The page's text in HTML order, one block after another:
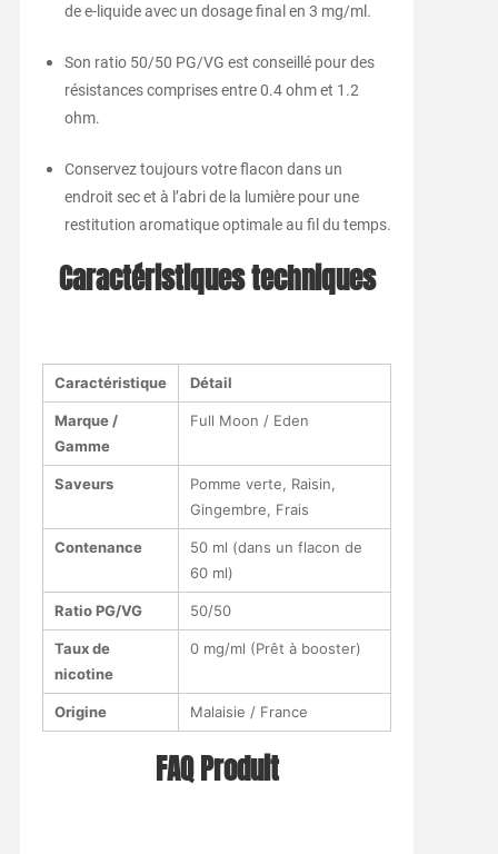
de e-liquide avec un dosage final en 3 mg/ml.
Son ratio 50/50 PG/VG est conseillé pour des
résistances comprises entre 0.4 ohm et 1.2
ohm.
Conservez toujours votre flacon dans un
endroit sec et à l’abri de la lumière pour une
restitution aromatique optimale au fil du temps.
Caractéristiques techniques
Caractéristique Détail
Marque /
Gamme
Full Moon / Eden
Saveurs
Pomme verte, Raisin,
Gingembre, Frais
Contenance
50 ml (dans un flacon de
60 ml)
Ratio PG/VG 50/50
Taux de
nicotine
0 mg/ml (Prêt à booster)
Origine Malaisie / France
FAQ Produit